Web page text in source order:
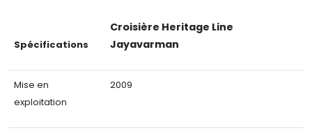
Spécifications
Croisière Heritage Line
Jayavarman
Mise en
exploitation
2009